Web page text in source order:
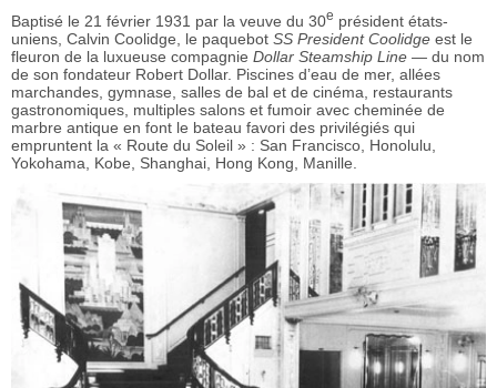
Baptisé le 21 février 1931 par la veuve du 30e président états-
uniens, Calvin Coolidge, le paquebot SS President Coolidge est le
fleuron de la luxueuse compagnie Dollar Steamship Line — du nom
de son fondateur Robert Dollar. Piscines d’eau de mer, allées
marchandes, gymnase, salles de bal et de cinéma, restaurants
gastronomiques, multiples salons et fumoir avec cheminée de
marbre antique en font le bateau favori des privilégiés qui
empruntent la « Route du Soleil » : San Francisco, Honolulu,
Yokohama, Kobe, Shanghai, Hong Kong, Manille.